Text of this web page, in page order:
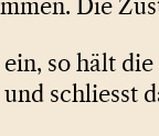
Die
so hält
schliesst